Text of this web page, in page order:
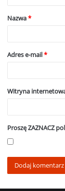
a
rNazwa*
Adres e-mail*
Witryna
Proszę ZAZNACZ